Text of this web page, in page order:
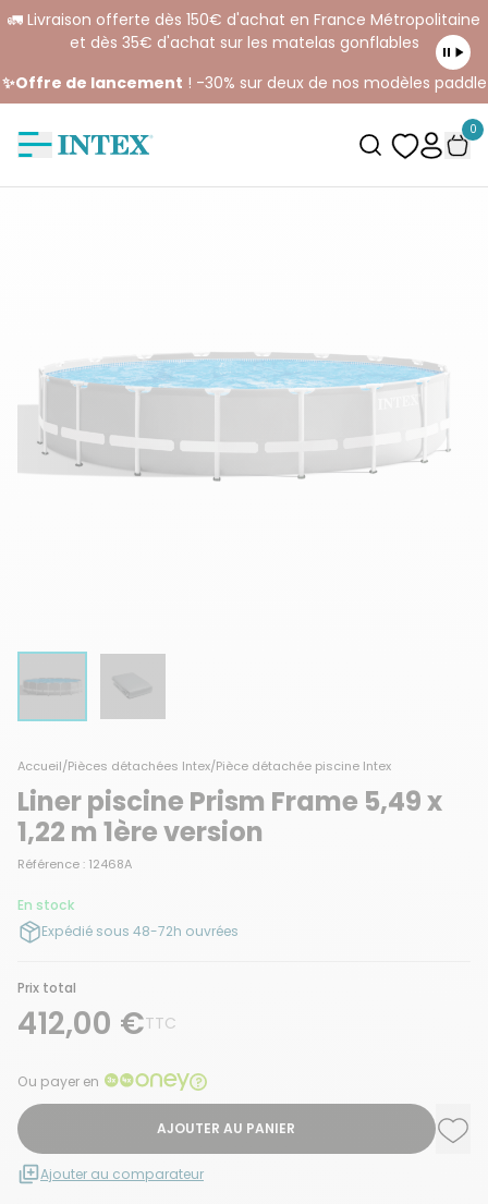
🚛 Livraison offerte dès 150€ d'achat en France Métropolitaine
et dès 35€ d'achat sur les matelas gonflables
✨Offre de lancement ! -30% sur deux de nos modèles paddle
0
Accueil/Pièces détachées Intex/Pièce détachée piscine Intex
Liner piscine Prism Frame 5,49 x
1,22 m 1ère version
Référence : 12468A
En stock
Expédié sous 48-72h ouvrées
Prix total
412,00 €TTC
Ou payer en
AJOUTER AU PANIER
Ajouter au comparateur